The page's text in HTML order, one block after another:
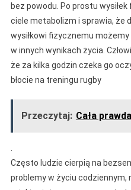
bez powodu. Po prostu
ciele metabolizm i sprawia, że
wysiłkowi fizycznemu
w innych wynikach życia.
że za kilka godzin czeka go
błocie na treningu rugby
Przeczytaj: Cała
.
Często ludzie cierpią na
problemy w życiu codziennym,